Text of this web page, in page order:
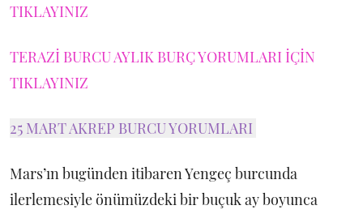
TIKLAYINIZ
TERAZİ BURCU AYLIK BURÇ YORUMLARI İÇİN
TIKLAYINIZ
25 MART AKREP BURCU YORUMLARI
Mars’ın bugünden itibaren Yengeç burcunda
ilerlemesiyle önümüzdeki bir buçuk ay boyunca